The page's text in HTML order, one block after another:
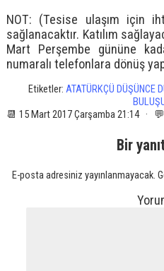
NOT: (Tesise ulaşım için
sağlanacaktır. Katılım
Mart Perşembe gününe
numaralı telefonlara dönüş
Etiketler:ATATÜRKÇÜ DÜŞÜNCE
📆 15 Mart 2017 Çarşamba 21:14 ·
Bir
E-posta adresiniz yayınlanmayacak.